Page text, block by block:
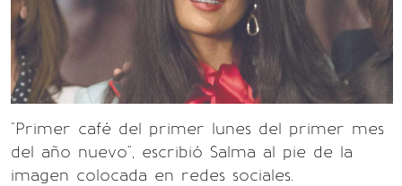
"Primer café del primer lunes del primer mes
del año nuevo", escribió Salma al pie de la
imagen colocada en redes sociales.